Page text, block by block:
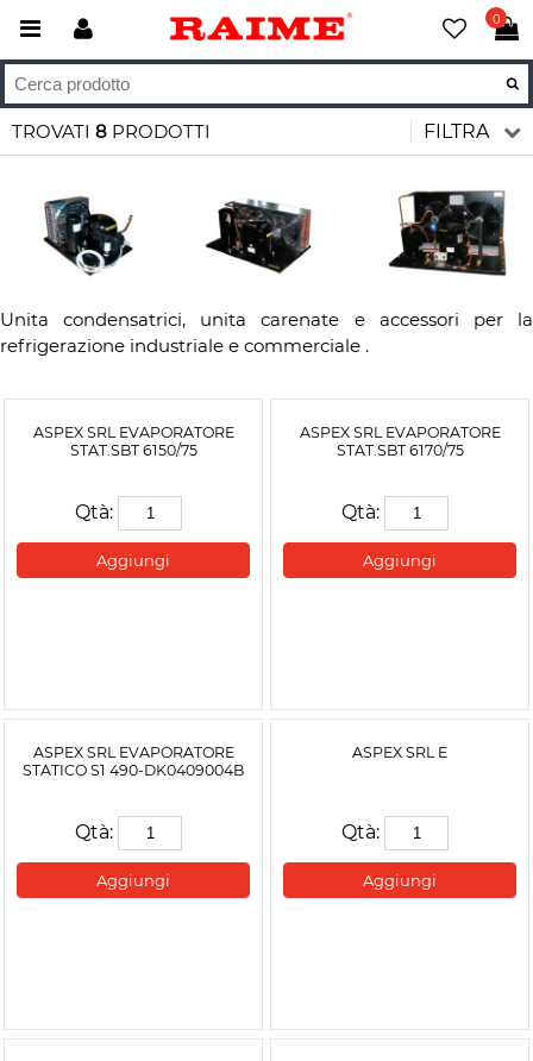
0
TROVATI 8 PRODOTTI FILTRA
Unita condensatrici, unita carenate e accessori per la
refrigerazione industriale e commerciale .
ASPEX SRL EVAPORATORE
STAT.SBT 6150/75
Qtà:
Aggiungi
ASPEX SRL EVAPORATORE
STAT.SBT 6170/75
Qtà:
Aggiungi
ASPEX SRL EVAPORATORE
STATICO S1 490-DK0409004B
Qtà:
Aggiungi
ASPEX SRL E
Qtà:
Aggiungi